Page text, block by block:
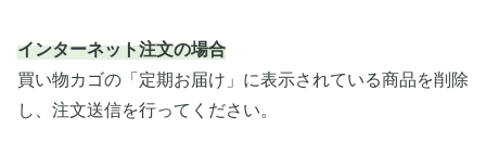
インターネット注文の場合
買い物カゴの「定期お届け」に表示されている商品を削除
し、注文送信を行ってください。